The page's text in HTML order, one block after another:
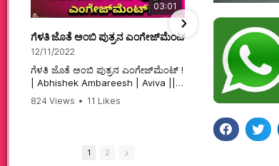
03:01
ಗೆಳತಿ ಜೊತೆ ಅಂಬಿ ಪುತ್ರನ ಎಂಗೇಜ್‌ಮೆಂಟ್ ! | Abhishek
12/11/2022
ಗೆಳತಿ ಜೊತೆ ಅಂಬಿ ಪುತ್ರನ ಎಂಗೇಜ್‌ಮೆಂಟ್ !
| Abhishek Ambareesh | Aviva ||
824 Views • 11 Likes
ಮಗನಿಗಾಗಿಯೇ
12/6/2022
ಮಗನಿಗಾಗಿಯೇ
#sandalwood
74 Views
1 2